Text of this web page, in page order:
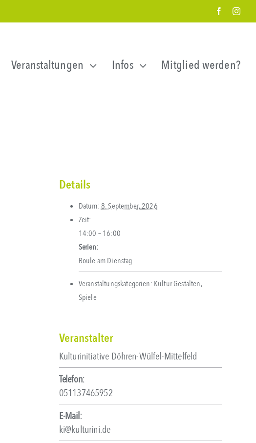
Veranstaltungen Infos Mitglied werden?
Details
Datum:8. September, 2026
Zeit:
14:00 – 16:00
Serien:
Boule am Dienstag
Veranstaltungskategorien: Kultur Gestalten,
Spiele
Veranstalter
Kulturinitiative Döhren-Wülfel-Mittelfeld
Telefon:
051137465952
E-Mail:
ki@kulturini.de